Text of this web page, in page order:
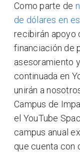
Como parte de
de dólares en
recibirán apoyo
financiación de
asesoramiento
continuada en
unirán a
Campus de
el YouTube
campus anual
que cuenta con